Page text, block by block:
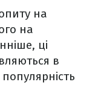
на
на
ці
в